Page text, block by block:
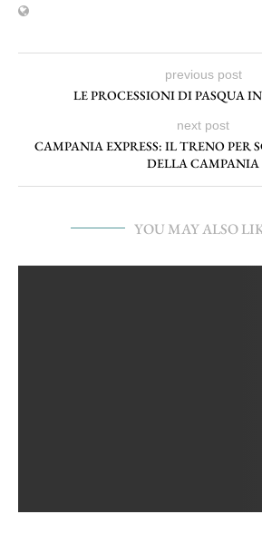
previous post
LE PROCESSIONI DI PASQUA
next post
CAMPANIA EXPRESS: IL TRENO PER
DELLA CAMPANIA
YOU MAY ALSO